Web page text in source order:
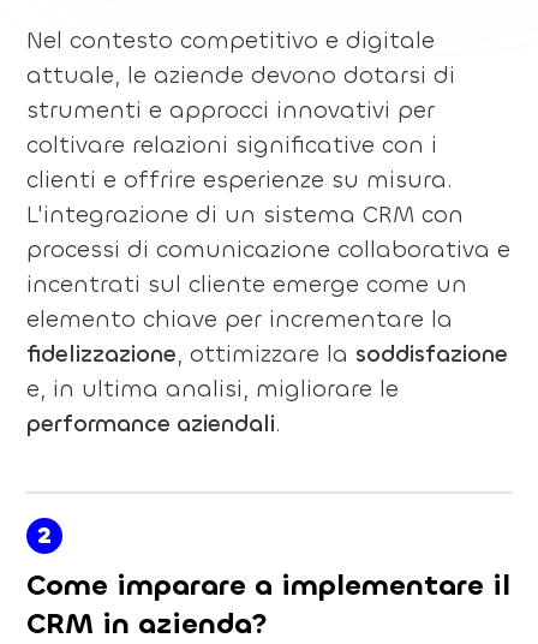
Nel contesto competitivo e digitale
attuale, le aziende devono dotarsi di
strumenti e approcci innovativi per
coltivare relazioni significative con i
clienti e offrire esperienze su misura.
L'integrazione di un sistema CRM con
processi di comunicazione collaborativa e
incentrati sul cliente emerge come un
elemento chiave per incrementare la
fidelizzazione, ottimizzare la soddisfazione
e, in ultima analisi, migliorare le
performance aziendali.
2
Come imparare a implementare il
CRM in azienda?